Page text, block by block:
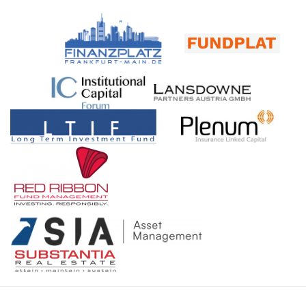
Wolk ist der Umgang mit erratischen Kursbewegungen als
Folge von Krisen absolut nicht neu. In seiner mehr als 30-
jährigen Börsenerfahrung, davon die meiste Zeit als
der Webkonferenz mit Thomas Reinhold am Montag, den 07.
November 2022 von 09.30 Uhr bis 10.30 Uhr, will er den Gästen
vermitteln, wie man bereits im Januar 2022 mit einem
vorausschauenden Risikomanagement Extremrisiken
vorbeugen- und auf der anderen Seite einen positiven Beitrag
zur Renditeerzielung erwirtschaften konnte. Dies illustriert er mit
praktischen Beispielen aus dem von ihm beratenen Fonds. Sie
möchten an dieser Veranstaltung teilnehmen? Sehr gern,
zu Konferenzbeginn am 07.11.2022 angerufen. Die
Anmeldedaten für die Bildschirmpräsentation erhalten Sie
unmittelbar nach Eingang Ihrer Registrierung. Veranstaltung
immer eine hervorragende Leistung abliefern. Es gibt auch viel
zu tun im Bereich Media, beispielsweise jede Woche Interviews
für die Newsletters. Hill: Womit beschäftigen Sie sich, wenn Sie
gerade nicht Veranstaltungen planen, begleiten und moderieren?
Caduff: Wir haben ein Chalet mit grossem Umschwung. Wenn
man mit der Arbeit links fertig ist, beginnt rechts eine neue. Da
es nicht weit von St. Moritz entfernt ist, fahre ich jede freie
Minute ins Engadin. Hier bin ich glücklich. Nebst in Zürich
natürlich, wo ich seit 40 Jahren lebe. Hill: Vielen Dank für das
Gespräch. Ihnen noch viele gute Gespräche bei Ihrem
kommenden Frankfurt-Event! Quelle: www.finanzplatz-
frankfurt.de Thomas J. Caduff ist CEO der Fundplat GmbH. Er
ist seit über 40 Jahren in der Finanzindustrie tätig. Zu seinen
beruflichen Stationen gehörten das Börsenkommissariat des
Kantons Zürich, die Bank Vontobel, die Credit Suisse und die
UBS. Thomas J. Caduff diente ferner drei Jahrzehnte lang in
einer Division und mehreren Brigaden der Schweizer Armee als
Fondsboutiquen & USA-Formel, High Yield, Value Investing,
Rohstoffe“ (Veranstaltungsreihe – München, Stuttgart, Zürich,
Frankfurt, Köln, Hamburg – FAM Frankfurt Asset Management
AG & SIA Funds AG) – FondsboutiquenFRANKFURT, LUZERN
& KNOWHOW: Blockchain, Startups, Behavioural Finance –
Networking, Ökosysteme & Leidenschaft (INTERVIEW – Jan
Carlos Janke, HSLU – Hochschule Luzern & Swiss Digital
Finance Confererence – Veranstaltungshinweis) –
FondsboutiquenFinanzplatz Frankfurt, Knowhow & Asset
Management (fondsboutiquen.de)FINANZPLATZ FRANKFURT:
ESG, digitale Infrastruktur, Innovation & „Ökosystem Frankfurt“
(Michael Jakobi, contagi Digital Impact Group) –
Fondsboutiquen